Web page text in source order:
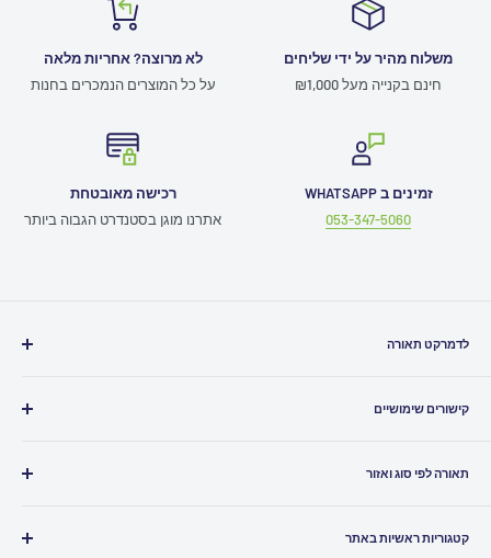
משלוח מהיר על ידי שליחים
חינם בקנייה מעל ₪1,000
לא מרוצה? אחריות מלאה
על כל המוצרים הנמכרים בחנות
זמינים ב WHATSAPP
053-347-5060
רכישה מאובטחת
אתרנו מוגן בסטנדרט הגבוה ביותר
לדמרקט תאורה
קישורים שימושיים
תקנון האתר
הצהרת נגישות
תאורה לפי סוג ואזור
תאורה לסלון
קטגוריות ראשיות באתר